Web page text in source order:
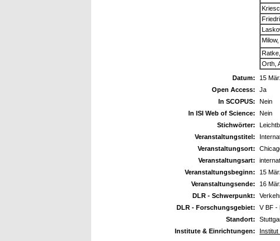
Orth,
Datum:
15
Open Access:
Ja
In SCOPUS:
Nein
In ISI Web of Science:
Nein
Stichwörter:
Veranstaltungstitel:
Veranstaltungsort:
Veranstaltungsart:
Veranstaltungsbeginn:
15
Veranstaltungsende:
16
DLR - Schwerpunkt:
DLR - Forschungsgebiet:
V BF -
Standort:
Institute & Einrichtungen: